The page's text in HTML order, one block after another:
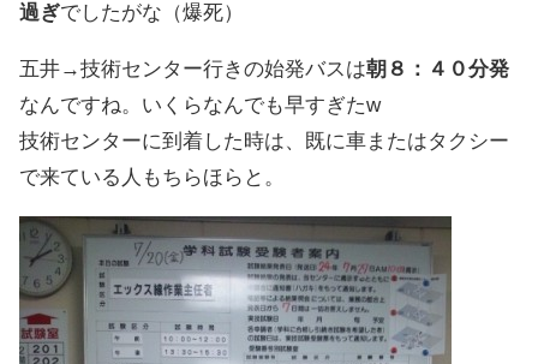
過ぎでしたがな（爆死）
五井→技術センター行きの始発バスは朝８：４０分発
なんですね。いくらなんでも早すぎたw
技術センターに到着した時は、既に車またはタクシー
で来ている人もちらほらと。